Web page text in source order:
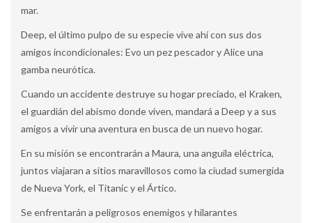
mar.
Deep, el último pulpo de su especie vive ahí con sus dos
amigos incondicionales: Evo un pez pescador y Alice una
gamba neurótica.
Cuando un accidente destruye su hogar preciado, el Kraken,
el guardián del abismo donde viven, mandará a Deep y a sus
amigos a vivir una aventura en busca de un nuevo hogar.
En su misión se encontrarán a Maura, una anguila eléctrica,
juntos viajaran a sitios maravillosos como la ciudad sumergida
de Nueva York, el Titanic y el Ártico.
Se enfrentarán a peligrosos enemigos y hilarantes